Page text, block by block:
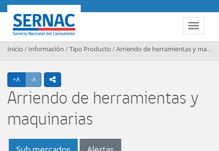
Contenido principal
Toggle
SERNAC
Inicio / Información /Tipo Producto /Arriendo de herramientas y maquinarias
+A Agrandar texto
-A Achicar textoicono compartir
Arriendo de herramientas y
maquinarias